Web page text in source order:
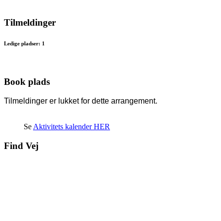
Tilmeldinger
Ledige pladser: 1
Book plads
Tilmeldinger er lukket for dette arrangement.
Se Aktivitets kalender HER
Find Vej